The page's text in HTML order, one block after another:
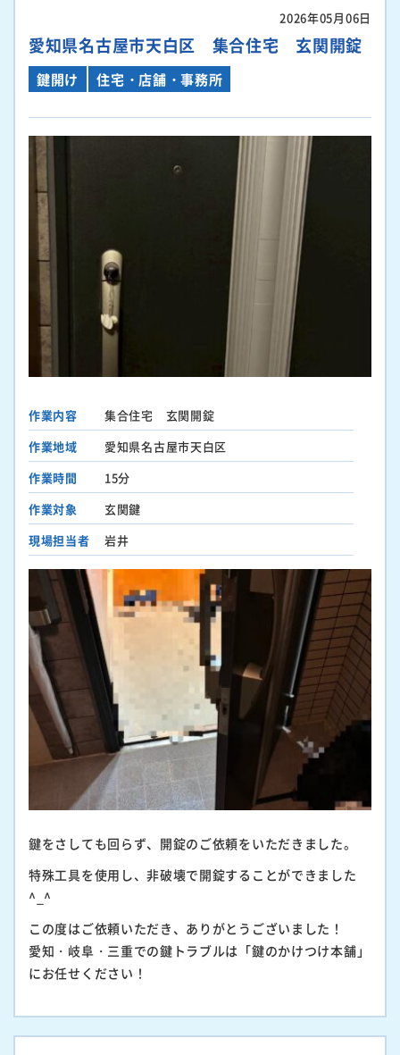
2026年05月06日
愛知県名古屋市天白区 集合住宅 玄関開錠
鍵開け 住宅・店舗・事務所
作業内容
集合住宅 玄関開錠
作業地域
愛知県名古屋市天白区
作業時間
15分
作業対象
玄関鍵
現場担当者
岩井
鍵をさしても回らず、開錠のご依頼をいただきました。
特殊工具を使用し、非破壊で開錠することができました
^_^
この度はご依頼いただき、ありがとうございました！
愛知・岐阜・三重での鍵トラブルは「鍵のかけつけ本舗」
にお任せください！